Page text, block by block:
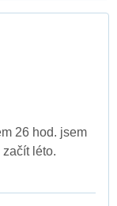
26 hod. jsem
léto.